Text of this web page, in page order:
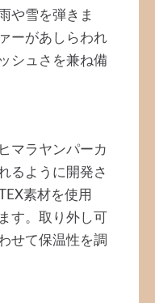
や雪を弾きま
ーがあしらわれ
シュさを兼ね備
マラヤンパーカ
るように開発さ
素材を使用
す。取り外し可
せて保温性を調